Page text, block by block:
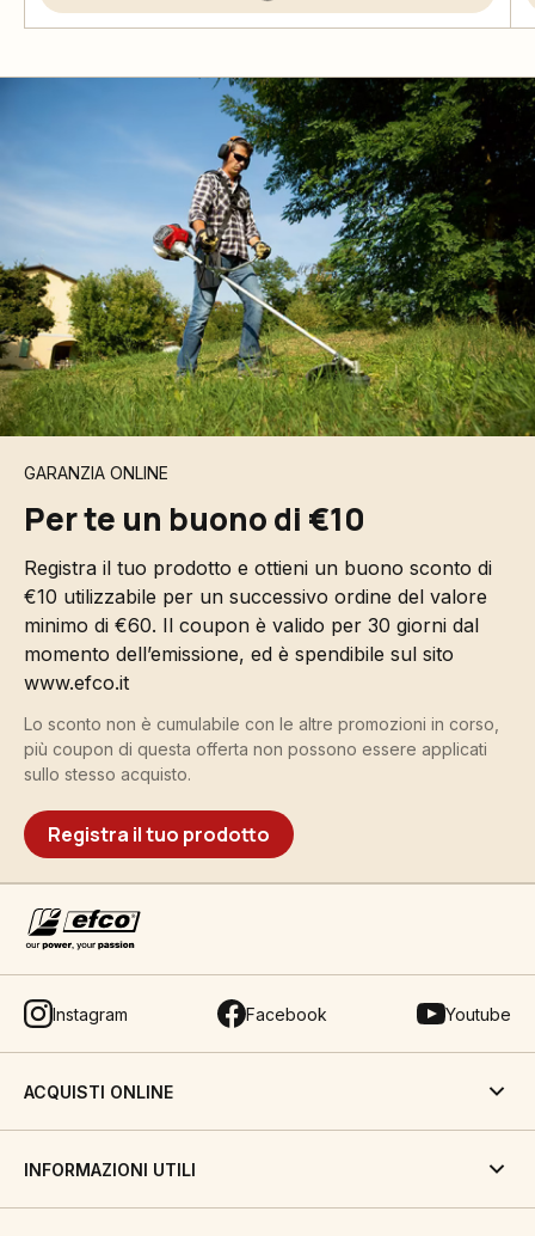
GARANZIA ONLINE
Per te un buono di €10
Registra il tuo prodotto e ottieni un buono sconto di
€10 utilizzabile per un successivo ordine del valore
minimo di €60. Il coupon è valido per 30 giorni dal
momento dell’emissione, ed è spendibile sul sito
www.efco.it
Lo sconto non è cumulabile con le altre promozioni in corso,
più coupon di questa offerta non possono essere applicati
sullo stesso acquisto.
Registra il tuo prodotto
Instagram Facebook Youtube
ACQUISTI ONLINE
INFORMAZIONI UTILI